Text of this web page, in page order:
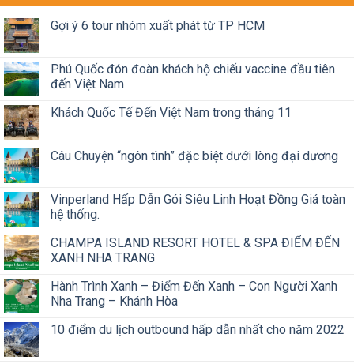
Gợi ý 6 tour nhóm xuất phát từ TP HCM
Phú Quốc đón đoàn khách hộ chiếu vaccine đầu tiên
đến Việt Nam
Khách Quốc Tế Đến Việt Nam trong tháng 11
Câu Chuyện “ngôn tình” đặc biệt dưới lòng đại dương
Vinperland Hấp Dẫn Gói Siêu Linh Hoạt Đồng Giá toàn
hệ thống.
CHAMPA ISLAND RESORT HOTEL & SPA ĐIỂM ĐẾN
XANH NHA TRANG
Hành Trình Xanh – Điểm Đến Xanh – Con Người Xanh
Nha Trang – Khánh Hòa
10 điểm du lịch outbound hấp dẫn nhất cho năm 2022